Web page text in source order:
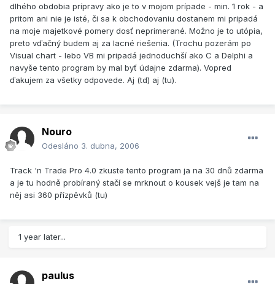
dlhého obdobia prípravy ako je to v mojom prípade - min. 1 rok - a
pritom ani nie je isté, či sa k obchodovaniu dostanem mi pripadá
na moje majetkové pomery dosť neprimerané. Možno je to utópia,
preto vďačný budem aj za lacné riešenia. (Trochu pozerám po
Visual chart - lebo VB mi pripadá jednoduchší ako C a Delphi a
navyše tento program by mal byť údajne zdarma). Vopred
ďakujem za všetky odpovede. Aj (td) aj (tu).
Nouro
Odesláno 3. dubna, 2006
Track 'n Trade Pro 4.0 zkuste tento program ja na 30 dnů zdarma
a je tu hodně probíraný stačí se mrknout o kousek vejš je tam na
něj asi 360 přízpěvků (tu)
1 year later...
paulus